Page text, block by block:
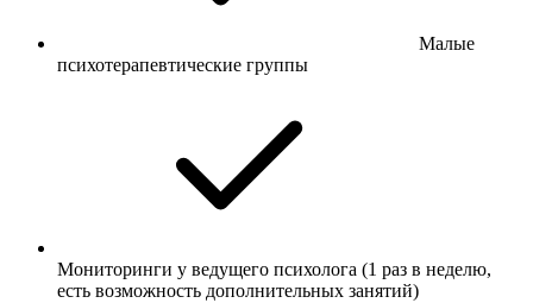
Малые
психотерапевтические группы
Мониторинги у ведущего психолога (1 раз в неделю,
есть возможность дополнительных занятий)